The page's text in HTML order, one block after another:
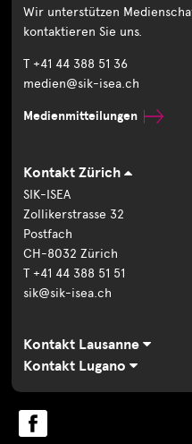
Wir unterstützen
kontaktieren Sie uns.
T +41 44 388 51 36
medien@sik-isea.ch
Medienmitteilungen
Kontakt Zürich
SIK-ISEA
Zollikerstrasse 32
Postfach
CH-8032 Zürich
T +41 44 388 51 51
sik@sik-isea.ch
Kontakt Lausanne
Kontakt Lugano